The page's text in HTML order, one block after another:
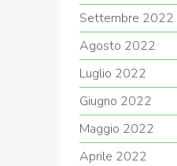
Settembre 2022
Agosto 2022
Luglio 2022
Giugno 2022
Maggio 2022
Aprile 2022